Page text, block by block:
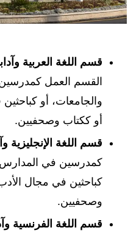
قسم اللغة العربية
القسم العمل كمدرسين
والجامعات، أو
أو ككتاب وصحفيين.
قسم اللغة الإنجليزية
كمدرسين في المدارس
كباحثين في مجال
وصحفيين.
قسم اللغة الفرنسية